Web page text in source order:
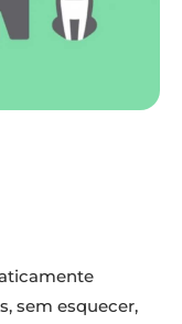
sem esquecer,